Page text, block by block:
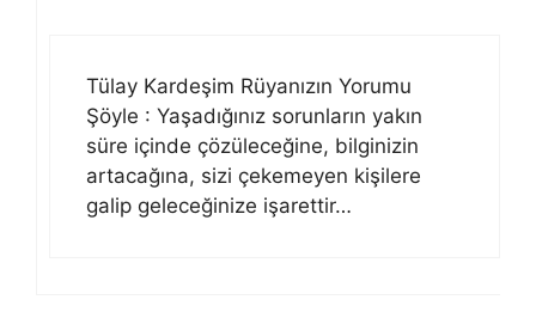
Tülay Kardeşim Rüyanızın Yorumu
Şöyle : Yaşadığınız sorunların yakın
süre içinde çözüleceğine, bilginizin
artacağına, sizi çekemeyen kişilere
galip geleceğinize işarettir…